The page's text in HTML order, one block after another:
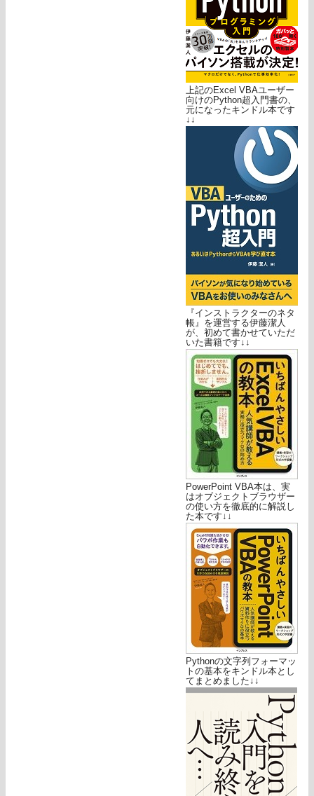
上記のExcel VBAユーザー
向けのPython超入門書の、
元になったキンドル本です
↓↓
『インストラクターのネタ
帳』を運営する伊藤潔人
が、初めて書かせていただ
いた書籍です↓↓
PowerPoint VBA本は、実
はオブジェクトブラウザー
の使い方を徹底的に解説し
た本です↓↓
Pythonの文字列フォーマッ
トの基本をキンドル本とし
てまとめました↓↓